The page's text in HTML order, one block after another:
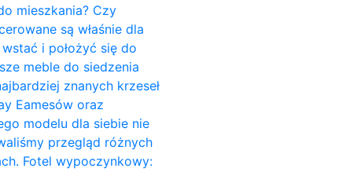
mieszkania? Czy
są właśnie dla
i położyć się do
meble do siedzenia
znanych krzeseł
Eamesów oraz
modelu dla siebie nie
przegląd różnych
Fotel wypoczynkowy: